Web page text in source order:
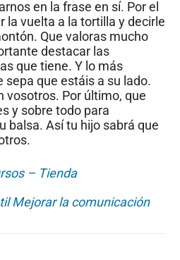
en la frase en sí. Por el
la vuelta a la tortilla y decirle
Que valoras mucho
destacar las
que tiene. Y lo más
sepa que estáis a su lado.
vosotros. Por último, que
y sobre todo para
balsa. Así tu hijo sabrá que
– Tienda
Mejorar la comunicación